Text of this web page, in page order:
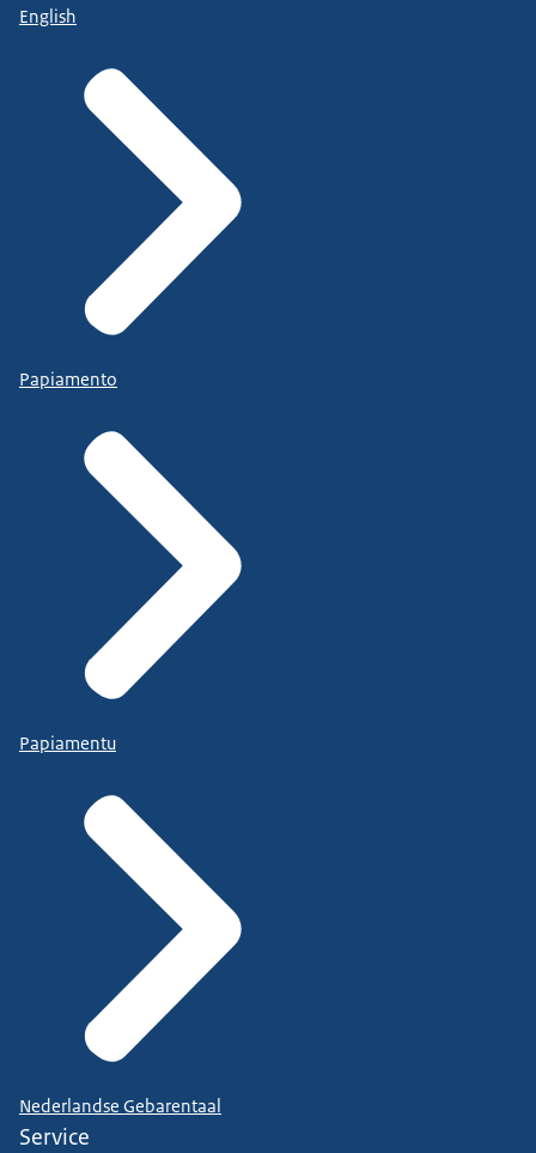
English
Papiamento
Papiamentu
Nederlandse Gebarentaal
Service